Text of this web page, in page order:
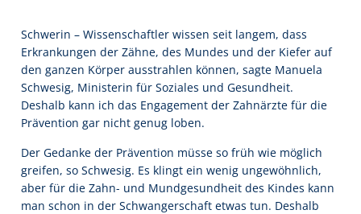
Schwerin – Wissenschaftler wissen seit langem, dass
Erkrankungen der Zähne, des Mundes und der Kiefer auf
den ganzen Körper ausstrahlen können, sagte Manuela
Schwesig, Ministerin für Soziales und Gesundheit.
Deshalb kann ich das Engagement der Zahnärzte für die
Prävention gar nicht genug loben.
Der Gedanke der Prävention müsse so früh wie möglich
greifen, so Schwesig. Es klingt ein wenig ungewöhnlich,
aber für die Zahn- und Mundgesundheit des Kindes kann
man schon in der Schwangerschaft etwas tun. Deshalb